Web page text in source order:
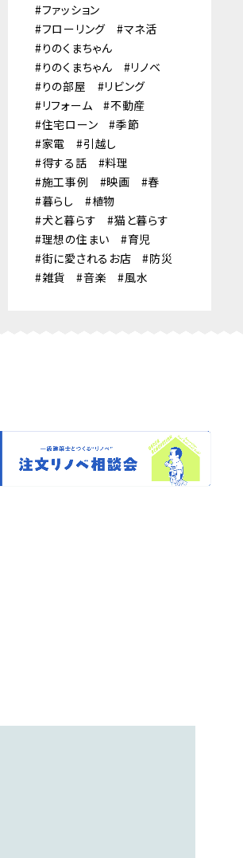
ファッション
フローリング
マネ活
りのくまちゃん
りのくまちゃん
リノベ
りの部屋
リビング
リフォーム
不動産
住宅ローン
季節
家電
引越し
得する話
料理
施工事例
映画
春
暮らし
植物
犬と暮らす
猫と暮らす
理想の住まい
育児
街に愛されるお店
防災
雑貨
音楽 風水